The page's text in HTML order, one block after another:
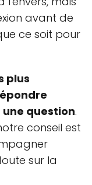
avant de
ce soit pour
plus
question.
conseil est
sur la